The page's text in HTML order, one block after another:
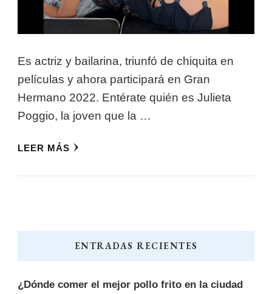
Es actriz y bailarina, triunfó de chiquita en
películas y ahora participará en Gran
Hermano 2022. Entérate quién es Julieta
Poggio, la joven que la …
LEER MÁS
ENTRADAS RECIENTES
¿Dónde comer el mejor pollo frito en la ciudad